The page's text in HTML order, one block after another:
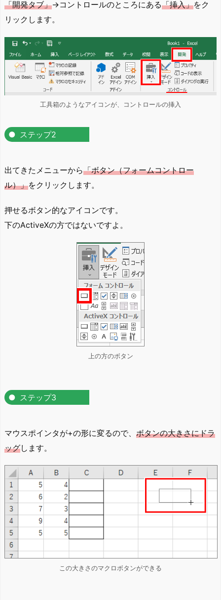
「開発タブ」→コントロールのところにある「挿入」をク
リックします。
工具箱のようなアイコンが、コントロールの挿入
ステップ2
出てきたメニューから「ボタン（フォームコントロー
ル）」をクリックします。
押せるボタン的なアイコンです。
下のActiveXの方ではないですよ。
上の方のボタン
ステップ3
マウスポインタが+の形に変るので、 ボタンの大きさにドラ
ッグします。
この大きさのマクロボタンができる